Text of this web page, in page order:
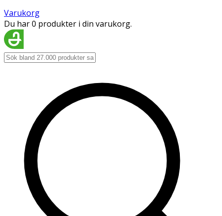
Varukorg
Du har 0 produkter i din varukorg.